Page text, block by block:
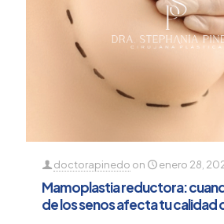
doctorapinedo on enero 28,
Mamoplastia reductora:
de los senos afecta tu calidad